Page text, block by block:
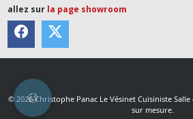
allez sur la page showroom
© 2026 Christophe Panac Le Vésinet Cuisiniste
sur mesure.